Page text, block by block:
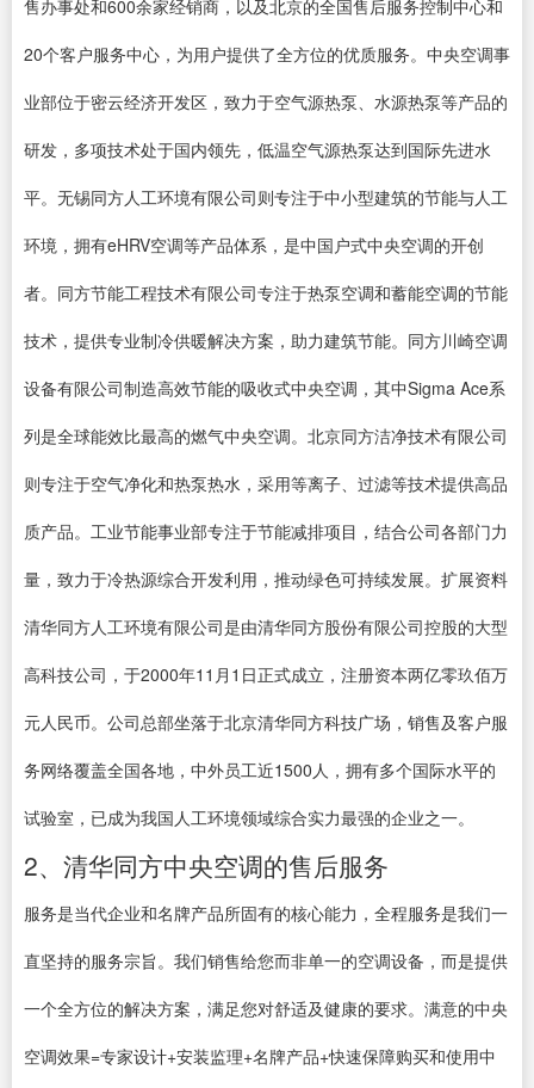
售办事处和600余家经销商，以及北京的全国售后服务控制中心和
20个客户服务中心，为用户提供了全方位的优质服务。中央空调事
业部位于密云经济开发区，致力于空气源热泵、水源热泵等产品的
研发，多项技术处于国内领先，低温空气源热泵达到国际先进水
平。无锡同方人工环境有限公司则专注于中小型建筑的节能与人工
环境，拥有eHRV空调等产品体系，是中国户式中央空调的开创
者。同方节能工程技术有限公司专注于热泵空调和蓄能空调的节能
技术，提供专业制冷供暖解决方案，助力建筑节能。同方川崎空调
设备有限公司制造高效节能的吸收式中央空调，其中Sigma Ace系
列是全球能效比最高的燃气中央空调。北京同方洁净技术有限公司
则专注于空气净化和热泵热水，采用等离子、过滤等技术提供高品
质产品。工业节能事业部专注于节能减排项目，结合公司各部门力
量，致力于冷热源综合开发利用，推动绿色可持续发展。扩展资料
清华同方人工环境有限公司是由清华同方股份有限公司控股的大型
高科技公司，于2000年11月1日正式成立，注册资本两亿零玖佰万
元人民币。公司总部坐落于北京清华同方科技广场，销售及客户服
务网络覆盖全国各地，中外员工近1500人，拥有多个国际水平的
试验室，已成为我国人工环境领域综合实力最强的企业之一。
2、清华同方中央空调的售后服务
服务是当代企业和名牌产品所固有的核心能力，全程服务是我们一
直坚持的服务宗旨。我们销售给您而非单一的空调设备，而是提供
一个全方位的解决方案，满足您对舒适及健康的要求。满意的中央
空调效果=专家设计+安装监理+名牌产品+快速保障购买和使用中